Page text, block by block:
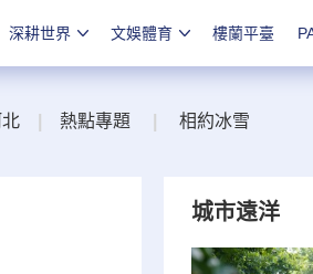
深耕世界 文娛體育 樓蘭平臺
熱點專題 相約冰雪
城市遠洋